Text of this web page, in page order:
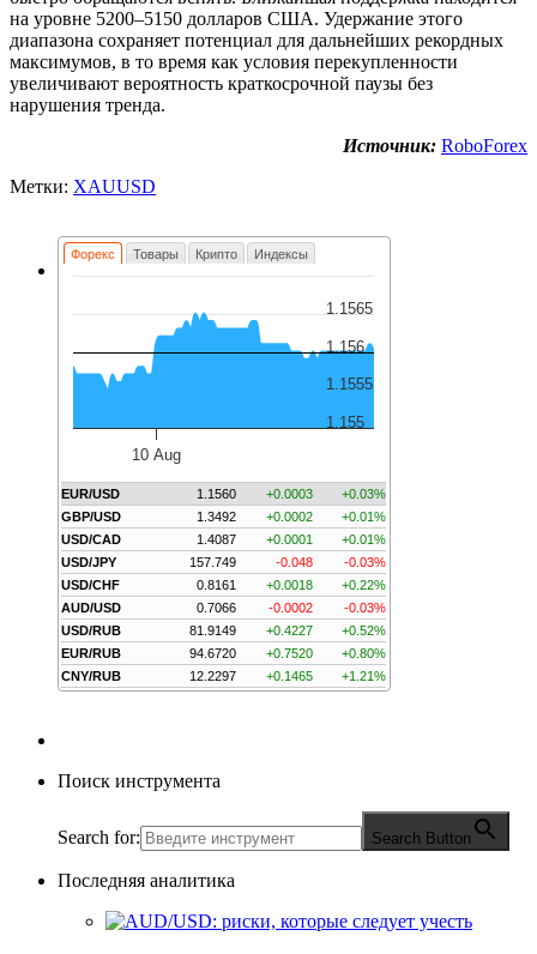
на уровне 5200–5150 долларов США. Удержание этого
диапазона сохраняет потенциал для дальнейших рекордных
максимумов, в то время как условия перекупленности
увеличивают вероятность краткосрочной паузы без
нарушения тренда.
Источник: RoboForex
Метки: XAUUSD
Форекс Товары Крипто Индексы
10 Aug
1.155
1.1555
1.156
1.1565
EUR/USD 1.1560 +0.0003
+0.03%
GBP/USD
1.3492 +0.0002
+0.01%
USD/CAD
1.4087 +0.0001
+0.01%
USD/JPY
157.749 -0.048
-0.03%
USD/CHF
0.8161 +0.0018
+0.22%
AUD/USD
0.7066 -0.0002
-0.03%
USD/RUB
81.9149 +0.4227
+0.52%
EUR/RUB
94.6720 +0.7520
+0.80%
CNY/RUB
12.2297 +0.1465 +1.21%
Поиск инструмента
Search for: Search Button
Последняя аналитика